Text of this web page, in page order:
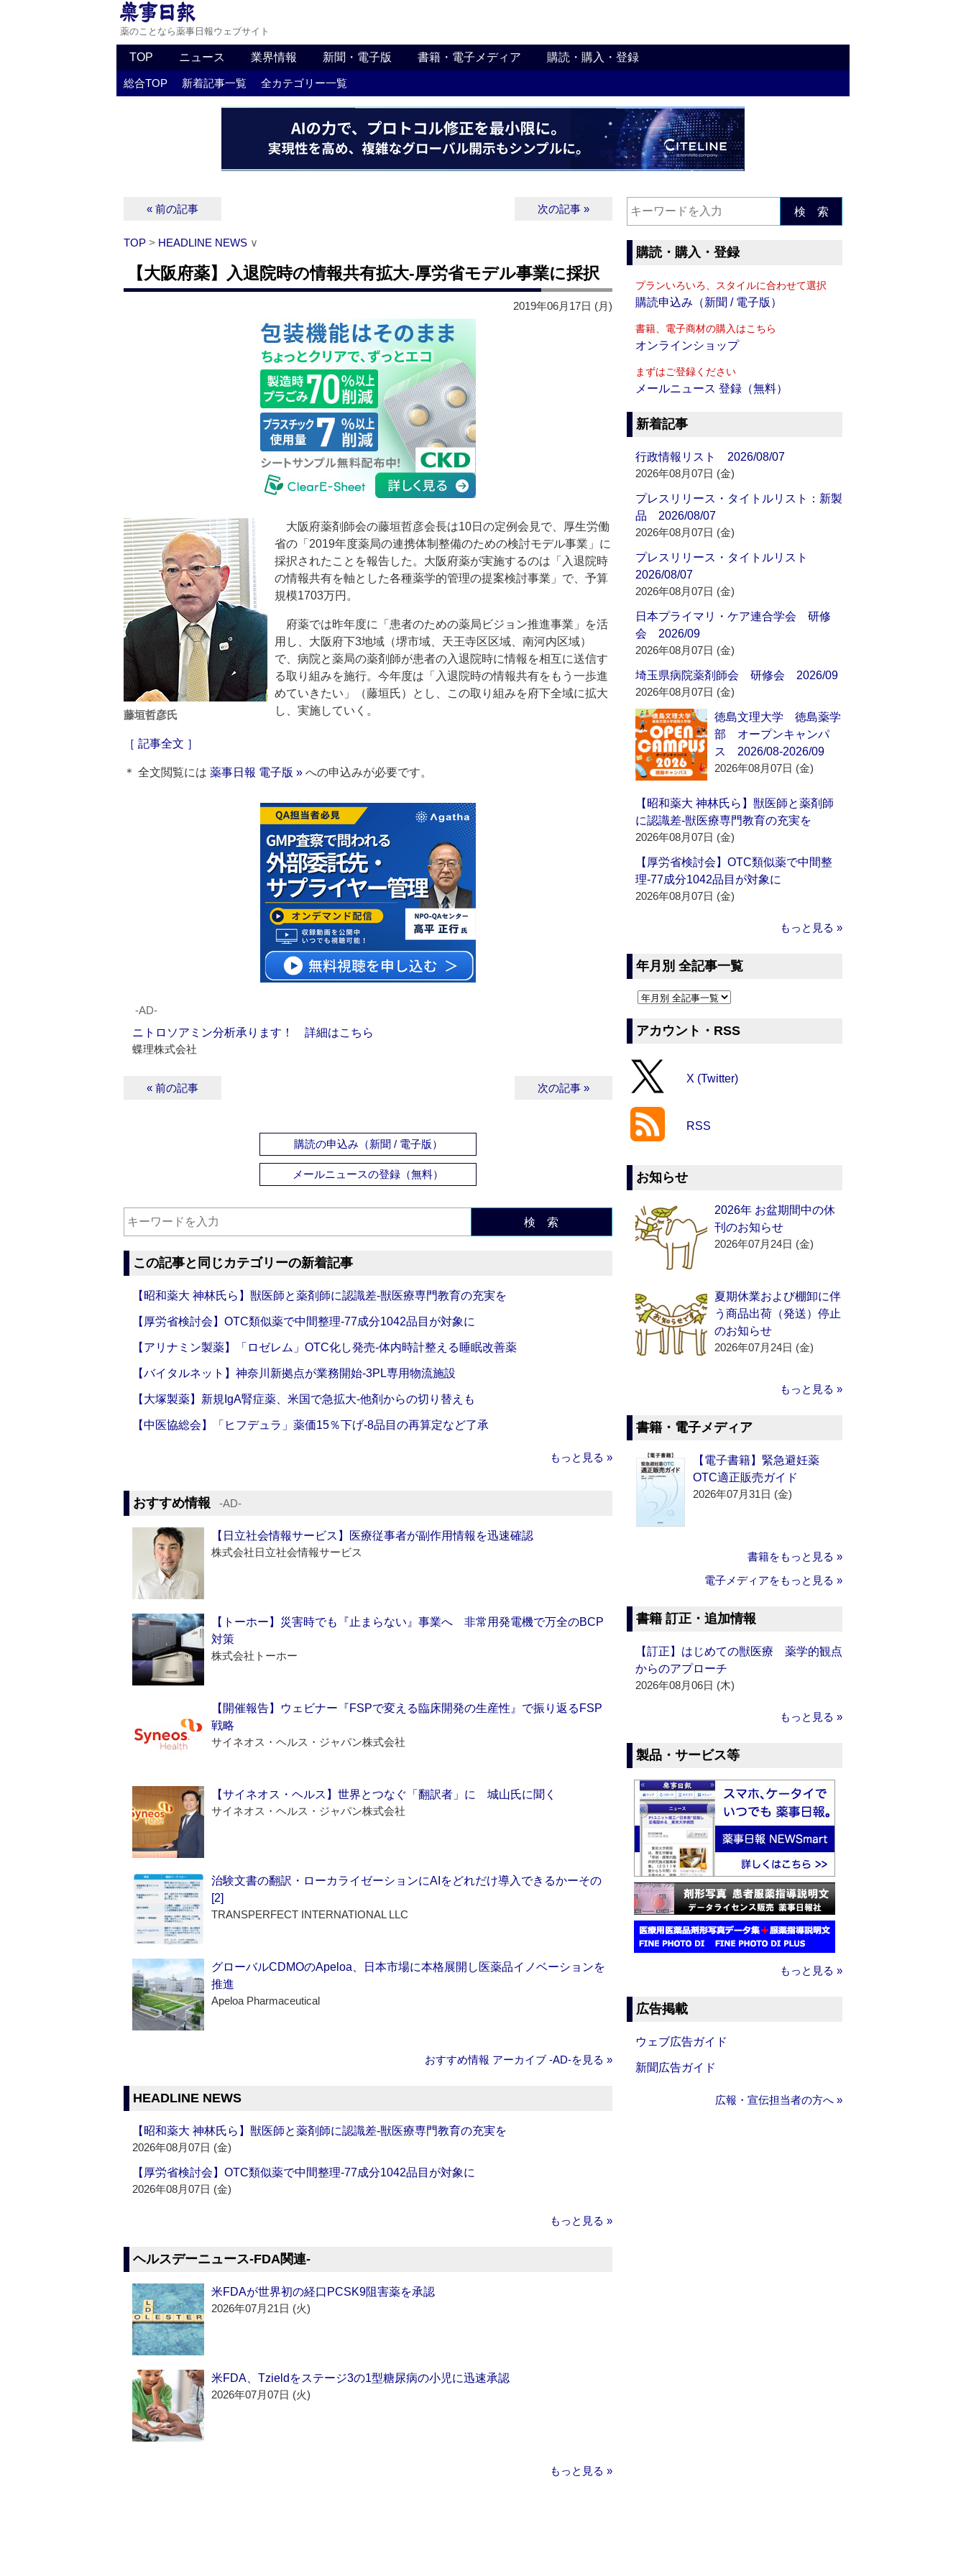
薬のことなら薬事日報ウェブサイト
TOP ニュース 業界情報 新聞・電子版 書籍・電子メディア 購読・購入・登録
総合TOP 新着記事一覧 全カテゴリー一覧
« 前の記事 次の記事 »
TOP > HEADLINE NEWS ∨
【大阪府薬】入退院時の情報共有拡大‐厚労省モデル事業に採択
2019年06月17日 (月)
藤垣哲彦氏
大阪府薬剤師会の藤垣哲彦会長は10日の定例会見で、厚生労働
省の「2019年度薬局の連携体制整備のための検討モデル事業」に
採択されたことを報告した。大阪府薬が実施するのは「入退院時
の情報共有を軸とした各種薬学的管理の提案検討事業」で、予算
規模1703万円。
府薬では昨年度に「患者のための薬局ビジョン推進事業」を活
用し、大阪府下3地域（堺市域、天王寺区区域、南河内区域）
で、病院と薬局の薬剤師が患者の入退院時に情報を相互に送信す
る取り組みを施行。今年度は「入退院時の情報共有をもう一歩進
めていきたい」（藤垣氏）とし、この取り組みを府下全域に拡大
し、実施していく。
［ 記事全文 ］
＊ 全文閲覧には 薬事日報 電子版 » への申込みが必要です。
‐AD‐
ニトロソアミン分析承ります！ 詳細はこちら
蝶理株式会社
« 前の記事 次の記事 »
購読の申込み（新聞 / 電子版）
メールニュースの登録（無料）
検 索
この記事と同じカテゴリーの新着記事
【昭和薬大 神林氏ら】獣医師と薬剤師に認識差‐獣医療専門教育の充実を
【厚労省検討会】OTC類似薬で中間整理‐77成分1042品目が対象に
【アリナミン製薬】「ロゼレム」OTC化し発売‐体内時計整える睡眠改善薬
【バイタルネット】神奈川新拠点が業務開始‐3PL専用物流施設
【大塚製薬】新規IgA腎症薬、米国で急拡大‐他剤からの切り替えも
【中医協総会】「ヒフデュラ」薬価15％下げ‐8品目の再算定など了承
もっと見る »
おすすめ情報 ‐AD‐
【日立社会情報サービス】医療従事者が副作用情報を迅速確認
株式会社日立社会情報サービス
【トーホー】災害時でも『止まらない』事業へ 非常用発電機で万全のBCP
対策
株式会社トーホー
【開催報告】ウェビナー『FSPで変える臨床開発の生産性』で振り返るFSP
戦略
サイネオス・ヘルス・ジャパン株式会社
【サイネオス・ヘルス】世界とつなぐ「翻訳者」に 城山氏に聞く
サイネオス・ヘルス・ジャパン株式会社
治験文書の翻訳・ローカライゼーションにAIをどれだけ導入できるかーその
[2]
TRANSPERFECT INTERNATIONAL LLC
グローバルCDMOのApeloa、日本市場に本格展開し医薬品イノベーションを
推進
Apeloa Pharmaceutical
おすすめ情報 アーカイブ ‐AD‐を見る »
HEADLINE NEWS
【昭和薬大 神林氏ら】獣医師と薬剤師に認識差‐獣医療専門教育の充実を
2026年08月07日 (金)
【厚労省検討会】OTC類似薬で中間整理‐77成分1042品目が対象に
2026年08月07日 (金)
もっと見る »
ヘルスデーニュース‐FDA関連‐
米FDAが世界初の経口PCSK9阻害薬を承認
2026年07月21日 (火)
米FDA、Tzieldをステージ3の1型糖尿病の小児に迅速承認
2026年07月07日 (火)
もっと見る »
検 索
購読・購入・登録
プランいろいろ、スタイルに合わせて選択
購読申込み（新聞 / 電子版）
書籍、電子商材の購入はこちら
オンラインショップ
まずはご登録ください
メールニュース 登録（無料）
新着記事
行政情報リスト 2026/08/07
2026年08月07日 (金)
プレスリリース・タイトルリスト：新製
品 2026/08/07
2026年08月07日 (金)
プレスリリース・タイトルリスト
2026/08/07
2026年08月07日 (金)
日本プライマリ・ケア連合学会 研修
会 2026/09
2026年08月07日 (金)
埼玉県病院薬剤師会 研修会 2026/09
2026年08月07日 (金)
徳島文理大学 徳島薬学
部 オープンキャンパ
ス 2026/08-2026/09
2026年08月07日 (金)
【昭和薬大 神林氏ら】獣医師と薬剤師
に認識差‐獣医療専門教育の充実を
2026年08月07日 (金)
【厚労省検討会】OTC類似薬で中間整
理‐77成分1042品目が対象に
2026年08月07日 (金)
もっと見る »
年月別 全記事一覧
アカウント・RSS
X (Twitter)
RSS
お知らせ
2026年 お盆期間中の休
刊のお知らせ
2026年07月24日 (金)
夏期休業および棚卸に伴
う商品出荷（発送）停止
のお知らせ
2026年07月24日 (金)
もっと見る »
書籍・電子メディア
【電子書籍】緊急避妊薬
OTC適正販売ガイド
2026年07月31日 (金)
書籍をもっと見る »
電子メディアをもっと見る »
書籍 訂正・追加情報
【訂正】はじめての獣医療 薬学的観点
からのアプローチ
2026年08月06日 (木)
もっと見る »
製品・サービス等
もっと見る »
広告掲載
ウェブ広告ガイド
新聞広告ガイド
広報・宣伝担当者の方へ »